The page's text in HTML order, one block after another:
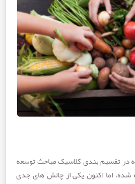
بندی کلاسیک مباحث توسعه
یکی از چالش های جدی